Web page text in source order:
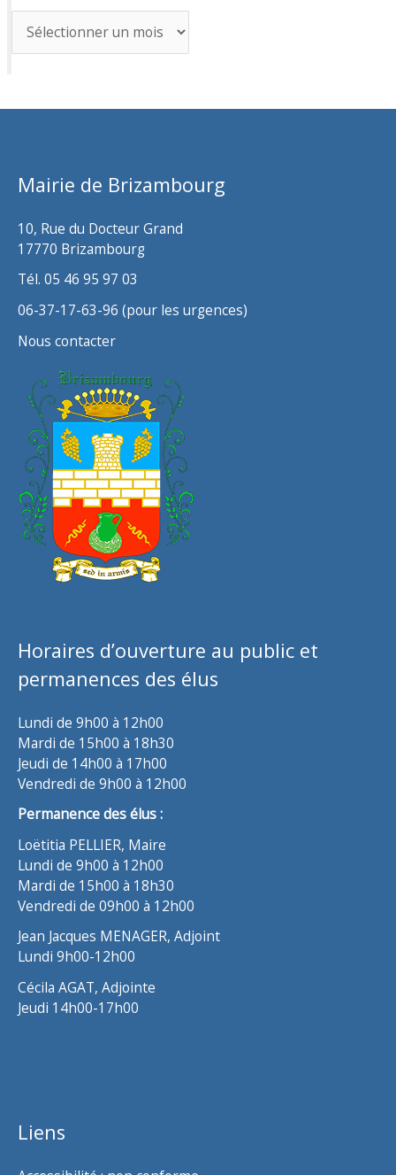
r
h
Mairie de Brizambourg
10, Rue du Docteur Grand
17770 Brizambourg
Tél. 05 46 95 97 03
06-37-17-63-96 (pour les urgences)
Nous contacter
Horaires d’ouverture au public et
permanences des élus
Lundi de 9h00 à 12h00
Mardi de 15h00 à 18h30
Jeudi de 14h00 à 17h00
Vendredi de 9h00 à 12h00
Permanence des élus :
Loëtitia PELLIER, Maire
Lundi de 9h00 à 12h00
Mardi de 15h00 à 18h30
Vendredi de 09h00 à 12h00
Jean Jacques MENAGER, Adjoint
Lundi 9h00-12h00
Cécila AGAT, Adjointe
Jeudi 14h00-17h00
Liens